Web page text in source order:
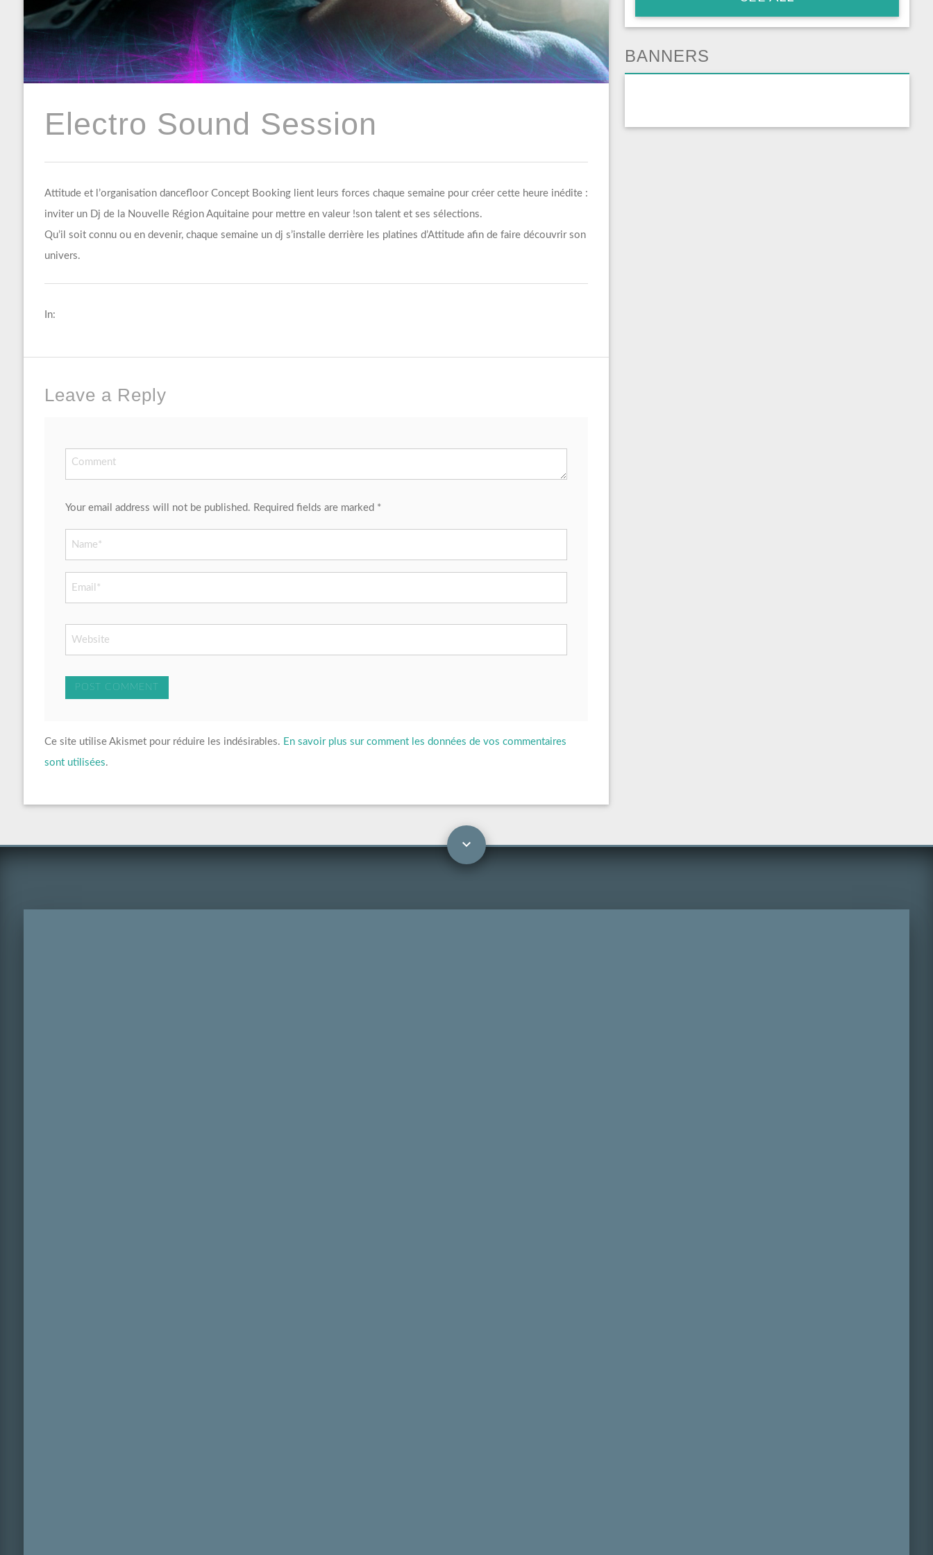
Electro Sound Session
Attitude et l’organisation dancefloor Concept Booking lient leurs forces chaque semaine pour créer cette heure inédite :
inviter un Dj de la Nouvelle Région Aquitaine pour mettre en valeur !son talent et ses sélections.
Qu’il soit connu ou en devenir, chaque semaine un dj s’installe derrière les platines d’Attitude afin de faire découvrir son
univers.
In:
Leave a Reply
Your email address will not be published. Required fields are marked *
Ce site utilise Akismet pour réduire les indésirables. En savoir plus sur comment les données de vos commentaires
sont utilisées.
BANNERS